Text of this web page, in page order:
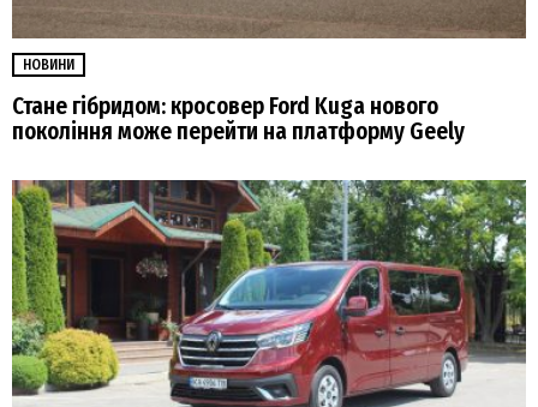
НОВИНИ
Стане гібридом: кросовер Ford Kuga нового
покоління може перейти на платформу Geely